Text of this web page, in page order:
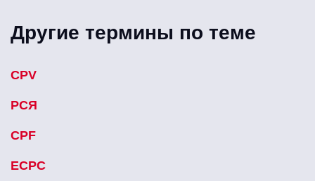
Другие термины по теме
CPV
РСЯ
CPF
ECPC